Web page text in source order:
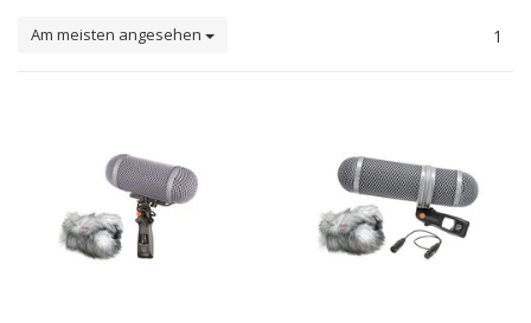
Am meisten angesehen 1